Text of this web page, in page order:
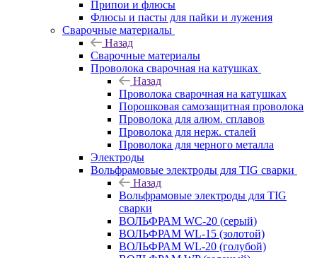
Припои и флюсы
Флюсы и пасты для пайки и лужения
Сварочные материалы
Назад
Сварочные материалы
Проволока сварочная на катушках
Назад
Проволока сварочная на катушках
Порошковая самозащитная проволока
Проволока для алюм. сплавов
Проволока для нерж. сталей
Проволока для черного металла
Электроды
Вольфрамовые электроды для TIG сварки
Назад
Вольфрамовые электроды для TIG
сварки
ВОЛЬФРАМ WC-20 (серый)
ВОЛЬФРАМ WL-15 (золотой)
ВОЛЬФРАМ WL-20 (голубой)